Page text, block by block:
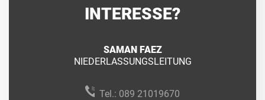
INTERESSE?
SAMAN FAEZ
NIEDERLASSUNGSLEITUNG
Tel.: 089 21019670